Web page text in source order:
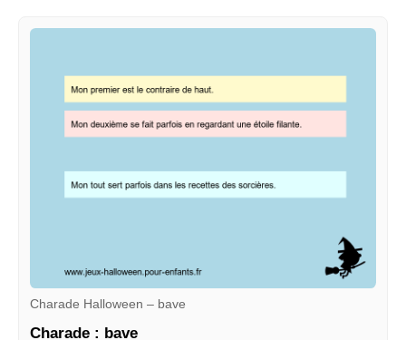
Charade Halloween – bave
Charade : bave